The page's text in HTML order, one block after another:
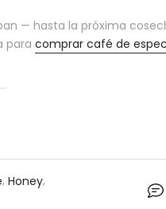
— hasta la próxima
para comprar café de
, Honey,